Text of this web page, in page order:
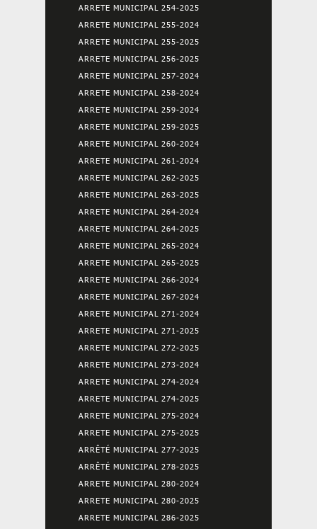
ARRETE MUNICIPAL 254-2025
ARRETE MUNICIPAL 255-2024
ARRETE MUNICIPAL 255-2025
ARRETE MUNICIPAL 256-2025
ARRETE MUNICIPAL 257-2024
ARRETE MUNICIPAL 258-2024
ARRETE MUNICIPAL 259-2024
ARRETE MUNICIPAL 259-2025
ARRETE MUNICIPAL 260-2024
ARRETE MUNICIPAL 261-2024
ARRETE MUNICIPAL 262-2025
ARRETE MUNICIPAL 263-2025
ARRETE MUNICIPAL 264-2024
ARRETE MUNICIPAL 264-2025
ARRETE MUNICIPAL 265-2024
ARRETE MUNICIPAL 265-2025
ARRETE MUNICIPAL 266-2024
ARRETE MUNICIPAL 267-2024
ARRETE MUNICIPAL 271-2024
ARRETE MUNICIPAL 271-2025
ARRETE MUNICIPAL 272-2025
ARRETE MUNICIPAL 273-2024
ARRETE MUNICIPAL 274-2024
ARRETE MUNICIPAL 274-2025
ARRETE MUNICIPAL 275-2024
ARRETE MUNICIPAL 275-2025
ARRÊTÉ MUNICIPAL 277-2025
ARRÊTÉ MUNICIPAL 278-2025
ARRETE MUNICIPAL 280-2024
ARRETE MUNICIPAL 280-2025
ARRETE MUNICIPAL 286-2025